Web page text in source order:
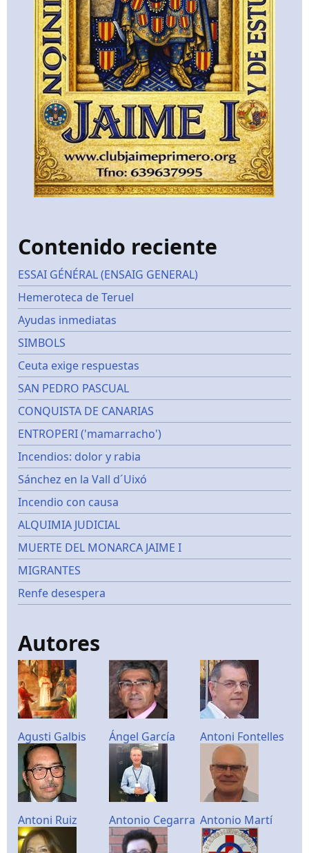
Contenido reciente
ESSAI GÉNÉRAL (ENSAIG GENERAL)
Hemeroteca de Teruel
Ayudas inmediatas
SIMBOLS
Ceuta exige respuestas
SAN PEDRO PASCUAL
CONQUISTA DE CANARIAS
ENTROPERI ('mamarracho')
Incendios: dolor y rabia
Sánchez en la Vall d´Uixó
Incendio con causa
ALQUIMIA JUDICIAL
MUERTE DEL MONARCA JAIME I
MIGRANTES
Renfe desespera
Autores
Agusti Galbis Ángel García Antoni Fontelles
Antoni Ruiz Antonio Cegarra Antonio Martí